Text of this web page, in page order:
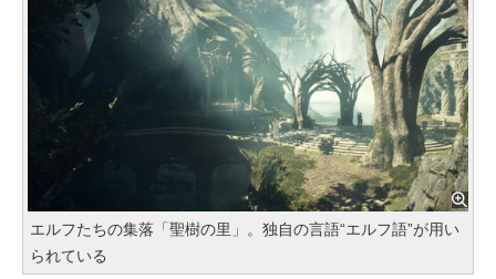
エルフたちの集落「聖樹の里」。独自の言語“エルフ語”が用い
られている